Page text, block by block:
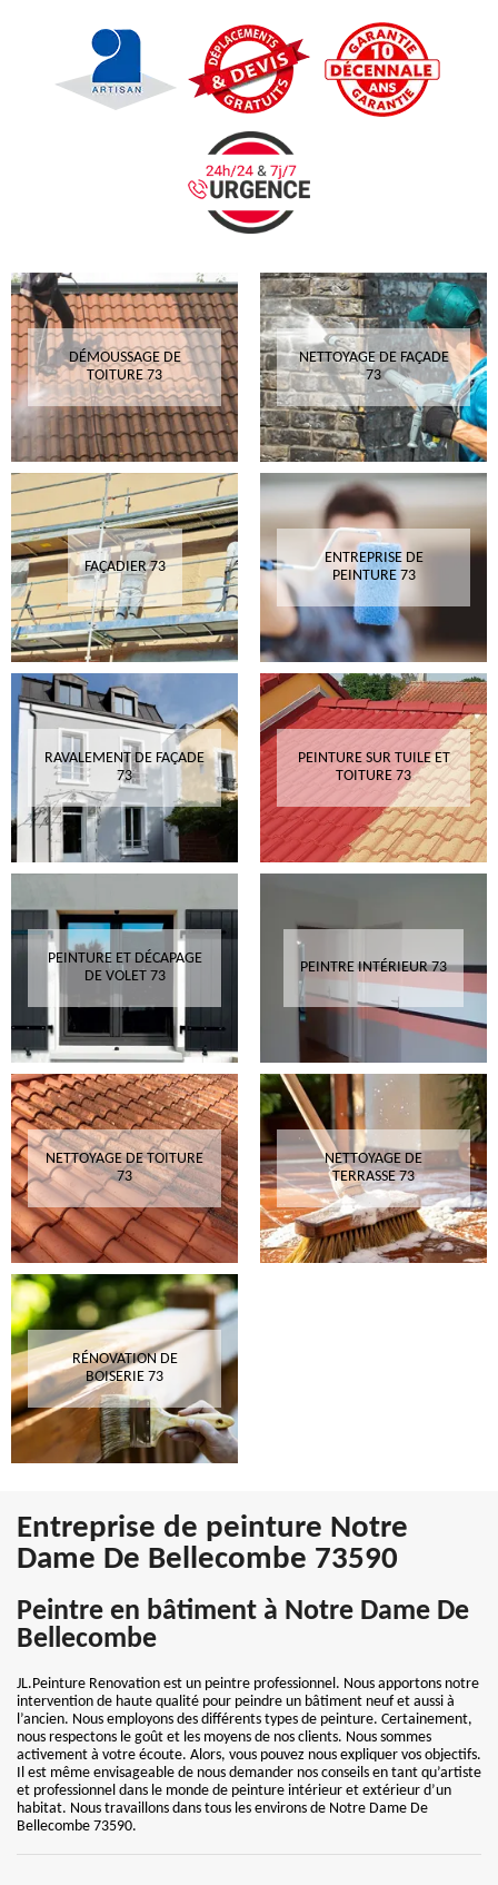
DÉMOUSSAGE DE
TOITURE 73
NETTOYAGE DE FAÇADE
73
FAÇADIER 73
ENTREPRISE DE
PEINTURE 73
RAVALEMENT DE FAÇADE
73
PEINTURE SUR TUILE ET
TOITURE 73
PEINTURE ET DÉCAPAGE
DE VOLET 73
PEINTRE INTÉRIEUR 73
NETTOYAGE DE TOITURE
73
NETTOYAGE DE
TERRASSE 73
RÉNOVATION DE
BOISERIE 73
Entreprise de peinture Notre
Dame De Bellecombe 73590
Peintre en bâtiment à Notre Dame De
Bellecombe
JL.Peinture Renovation est un peintre professionnel. Nous apportons notre
intervention de haute qualité pour peindre un bâtiment neuf et aussi à
l’ancien. Nous employons des différents types de peinture. Certainement,
nous respectons le goût et les moyens de nos clients. Nous sommes
activement à votre écoute. Alors, vous pouvez nous expliquer vos objectifs.
Il est même envisageable de nous demander nos conseils en tant qu’artiste
et professionnel dans le monde de peinture intérieur et extérieur d’un
habitat. Nous travaillons dans tous les environs de Notre Dame De
Bellecombe 73590.